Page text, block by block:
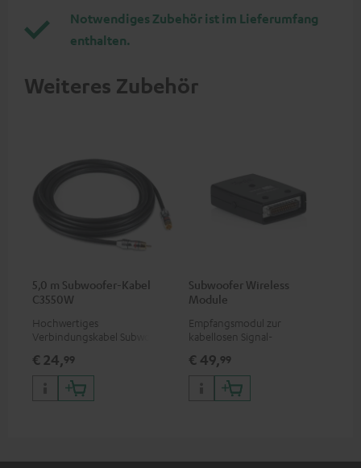
Notwendiges Zubehör ist im Lieferumfang
enthalten.
Weiteres Zubehör
5,0 m Subwoofer-Kabel
C3550W
Hochwertiges
Verbindungskabel Subwoofer
€ 24,99
Subwoofer Wireless
Module
Empfangsmodul zur
kabellosen Signal-
Subwoofer T 4000/S 6000
€ 49,99